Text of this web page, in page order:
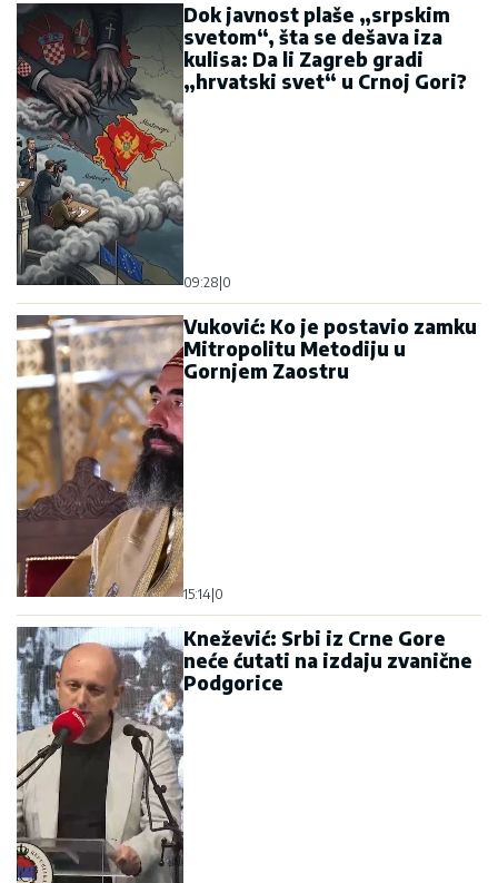
Dok javnost plaše „srpskim
svetom“, šta se dešava iza
kulisa: Da li Zagreb gradi
„hrvatski svet“ u Crnoj Gori?
09:28|0
Vuković: Ko je postavio zamku
Mitropolitu Metodiju u
Gornjem Zaostru
15:14|0
Knežević: Srbi iz Crne Gore
neće ćutati na izdaju zvanične
Podgorice